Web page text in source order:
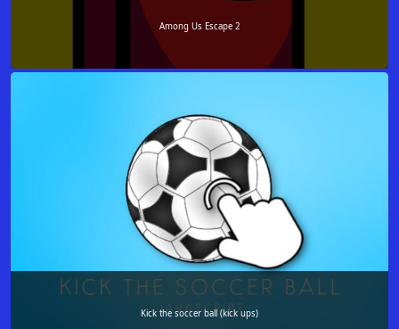
Among Us Escape 2
Kick the soccer ball (kick ups)